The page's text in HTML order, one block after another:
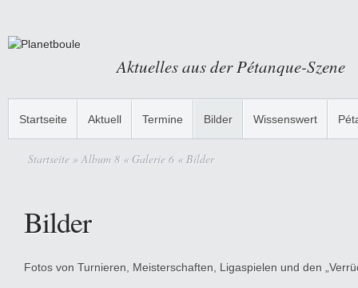
Aktuelles aus der Pétanque-Szene
Startseite Aktuell Termine Bilder Wissenswert
Startseite » Album 8 « Galerie 6 « Bilder
Bilder
Fotos von Turnieren, Meisterschaften, Ligaspielen und den